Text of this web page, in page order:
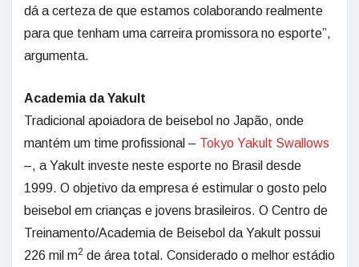
dá a certeza de que estamos colaborando realmente
para que tenham uma carreira promissora no esporte”,
argumenta.
Academia da Yakult
Tradicional apoiadora de beisebol no Japão, onde
mantém um time profissional – Tokyo Yakult Swallows
–, a Yakult investe neste esporte no Brasil desde
1999. O objetivo da empresa é estimular o gosto pelo
beisebol em crianças e jovens brasileiros. O Centro de
Treinamento/Academia de Beisebol da Yakult possui
226 mil m2 de área total. Considerado o melhor estádio